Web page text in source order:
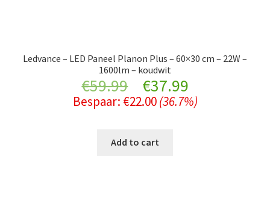
Ledvance – LED Paneel Planon Plus – 60×30 cm – 22W –
1600lm – koudwit
€59.99
Original
price
was:
€37.99Current
price
Bespaar: €22.00 (36.7%)
Add to cart